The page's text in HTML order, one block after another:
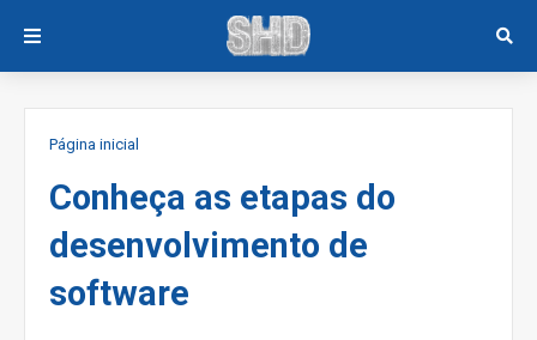
Página inicial
Conheça as etapas do
desenvolvimento de
software